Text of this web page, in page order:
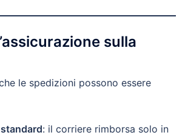
sulla
le spedizioni possono essere
: il corriere rimborsa solo in